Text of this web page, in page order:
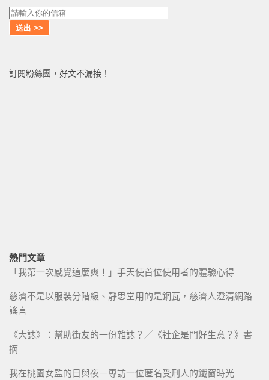
訂閱粉絲團，好文不漏接！
熱門文章
「我第一次感覺這麼爽！」手天使首位使用者的體驗心得
慈濟不是以服裝分階級、靜思堂用的是銅瓦，慈濟人澄清網路
謠言
《大誌》：幫助街友的一份雜誌？／《社企是門好生意？》書
摘
我在桃園女監的日與夜－專訪一位匿名受刑人的鐵窗時光